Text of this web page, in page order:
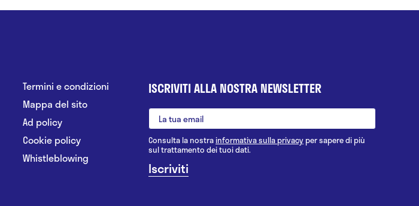
Termini e condizioni
Mappa del sito
Ad policy
Cookie policy
Whistleblowing
ISCRIVITI ALLA NOSTRA NEWSLETTER
Consulta la nostrainformativa sulla privacy per sapere di più
sul trattamento dei tuoi dati.